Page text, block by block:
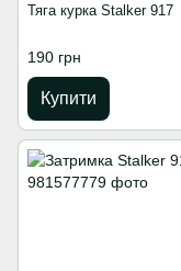
Тяга курка Stalker 917
190 грн
Купити